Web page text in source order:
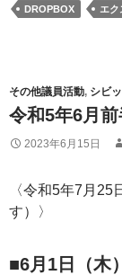
DROPBOX エク
その他議員活動, シビ
令和5年6月前
2023年6月15日
〈令和5年7月
す）〉
■6月1日（木）